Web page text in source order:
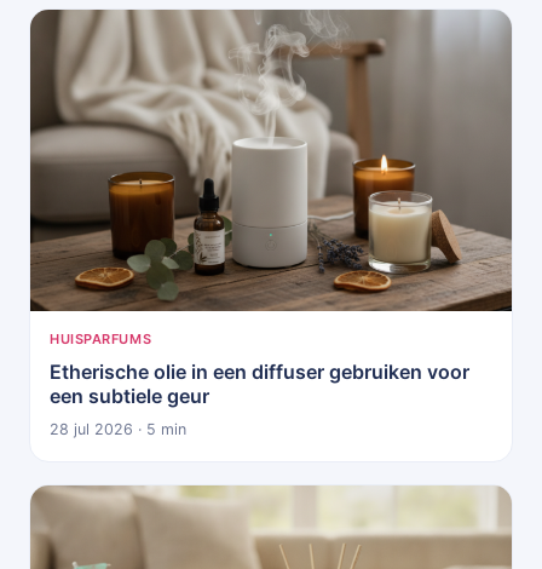
HUISPARFUMS
Etherische olie in een diffuser gebruiken voor
een subtiele geur
28 jul 2026 · 5 min